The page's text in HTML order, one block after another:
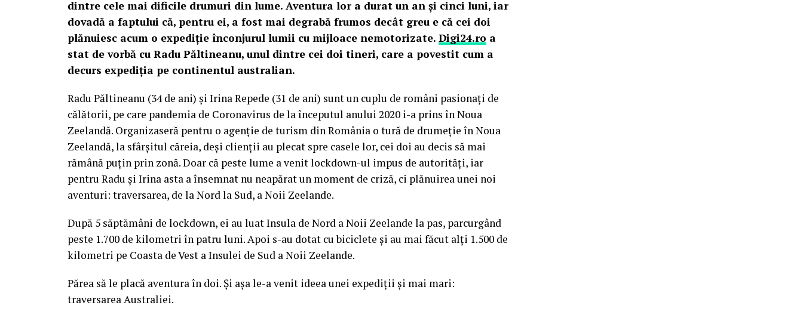
dintre cele mai dificile drumuri din lume. Aventura lor a durat un an și cinci luni, iar
dovadă a faptului că, pentru ei, a fost mai degrabă frumos decât greu e că cei doi
plănuiesc acum o expediție înconjurul lumii cu mijloace nemotorizate. Digi24.ro a
stat de vorbă cu Radu Păltineanu, unul dintre cei doi tineri, care a povestit cum a
decurs expediția pe continentul australian.
Radu Păltineanu (34 de ani) și Irina Repede (31 de ani) sunt un cuplu de români pasionați de
călătorii, pe care pandemia de Coronavirus de la începutul anului 2020 i-a prins în Noua
Zeelandă. Organizaseră pentru o agenție de turism din România o tură de drumeție în Noua
Zeelandă, la sfârșitul căreia, deși clienții au plecat spre casele lor, cei doi au decis să mai
rămână puțin prin zonă. Doar că peste lume a venit lockdown-ul impus de autorități, iar
pentru Radu și Irina asta a însemnat nu neapărat un moment de criză, ci plănuirea unei noi
aventuri: traversarea, de la Nord la Sud, a Noii Zeelande.
După 5 săptămâni de lockdown, ei au luat Insula de Nord a Noii Zeelande la pas, parcurgând
peste 1.700 de kilometri în patru luni. Apoi s-au dotat cu biciclete și au mai făcut alți 1.500 de
kilometri pe Coasta de Vest a Insulei de Sud a Noii Zeelande.
Părea să le placă aventura în doi. Și așa le-a venit ideea unei expediții și mai mari:
traversarea Australiei.